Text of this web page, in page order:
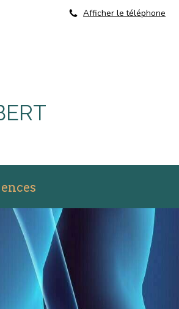
Afficher le téléphone